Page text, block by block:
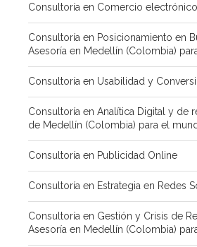
Consultoría en Comercio electrónico
Consultoría en Posicionamiento en
Asesoría en Medellín (Colombia)
Consultoría en Usabilidad y
Consultoría en Analítica Digital y de
de Medellín (Colombia) para el
Consultoría en Publicidad Online
Consultoría en Estrategia en Redes
Consultoría en Gestión y Crisis de
Asesoría en Medellín (Colombia)